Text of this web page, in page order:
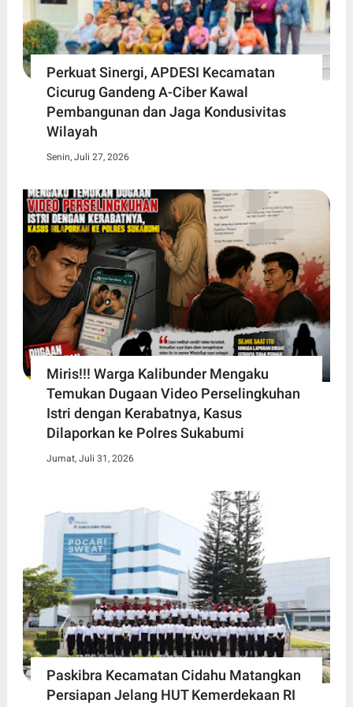
Perkuat Sinergi, APDESI Kecamatan
Cicurug Gandeng A-Ciber Kawal
Pembangunan dan Jaga Kondusivitas
Wilayah
Senin, Juli 27, 2026
Miris!!! Warga Kalibunder Mengaku
Temukan Dugaan Video Perselingkuhan
Istri dengan Kerabatnya, Kasus
Dilaporkan ke Polres Sukabumi
Jumat, Juli 31, 2026
Paskibra Kecamatan Cidahu Matangkan
Persiapan Jelang HUT Kemerdekaan RI